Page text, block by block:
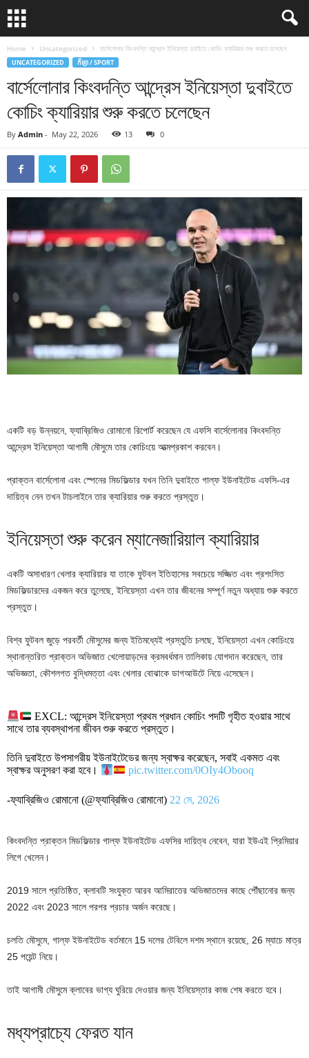
Home Uncategorized বার্সেলোনার কিংবদন্তি আন্দ্রেস ইনিয়েস্তা দুবাইতে কোচিং ক্যারিয়ার শুরু করতে চলেছেন
UNCATEGORIZED កីឡា / SPORT
বার্সেলোনার কিংবদন্তি আন্দ্রেস ইনিয়েস্তা দুবাইতে
কোচিং ক্যারিয়ার শুরু করতে চলেছেন
By Admin - May 22, 2026 13 0
একটি বড় উন্নয়নে, ফ্যাব্রিজিও রোমানো রিপোর্ট করেছেন যে এফসি বার্সেলোনার কিংবদন্তি
আন্দ্রেস ইনিয়েস্তা আগামী মৌসুমে তার কোচিংয়ে আত্মপ্রকাশ করবেন।
প্রাক্তন বার্সেলোনা এবং স্পেনের মিডফিল্ডার যখন তিনি দুবাইতে গাল্ফ ইউনাইটেড এফসি-এর
দায়িত্ব নেন তখন টাচলাইনে তার ক্যারিয়ার শুরু করতে প্রস্তুত।
ইনিয়েস্তা শুরু করেন ম্যানেজারিয়াল ক্যারিয়ার
একটি অসাধারণ খেলার ক্যারিয়ার যা তাকে ফুটবল ইতিহাসের সবচেয়ে সজ্জিত এবং প্রশংসিত
মিডফিল্ডারদের একজন করে তুলেছে, ইনিয়েস্তা এখন তার জীবনের সম্পূর্ণ নতুন অধ্যায় শুরু করতে
প্রস্তুত।
বিশ্ব ফুটবল জুড়ে পরবর্তী মৌসুমের জন্য ইতিমধ্যেই প্রস্তুতি চলছে, ইনিয়েস্তা এখন কোচিংয়ে
স্থানান্তরিত প্রাক্তন অভিজাত খেলোয়াড়দের ক্রমবর্ধমান তালিকায় যোগদান করেছেন, তার
অভিজ্ঞতা, কৌশলগত বুদ্ধিমত্তা এবং খেলার বোঝাকে ডাগআউটে নিয়ে এসেছেন।
EXCL: আন্দ্রেস ইনিয়েস্তা প্রথম প্রধান কোচিং পদটি গৃহীত হওয়ার সাথে
সাথে তার ব্যবস্থাপনা জীবন শুরু করতে প্রস্তুত।
তিনি দুবাইতে উপসাগরীয় ইউনাইটেডের জন্য স্বাক্ষর করেছেন, সবাই একমত এবং
স্বাক্ষর অনুসরণ করা হবে।
pic.twitter.com/0OIy4Obooq
-ফ্যাব্রিজিও রোমানো (@ফ্যাব্রিজিও রোমানো) 22 মে, 2026
কিংবদন্তি প্রাক্তন মিডফিল্ডার গাল্ফ ইউনাইটেড এফসির দায়িত্ব নেবেন, যারা ইউএই প্রিমিয়ার
লিগে খেলেন।
2019 সালে প্রতিষ্ঠিত, ক্লাবটি সংযুক্ত আরব আমিরাতের অভিজাতদের কাছে পৌঁছানোর জন্য
2022 এবং 2023 সালে পরপর প্রচার অর্জন করেছে।
চলতি মৌসুমে, গাল্ফ ইউনাইটেড বর্তমানে 15 দলের টেবিলে দশম স্থানে রয়েছে, 26 ম্যাচে মাত্র
25 পয়েন্ট নিয়ে।
তাই আগামী মৌসুমে ক্লাবের ভাগ্য ঘুরিয়ে দেওয়ার জন্য ইনিয়েস্তার কাজ শেষ করতে হবে।
মধ্যপ্রাচ্যে ফেরত যান